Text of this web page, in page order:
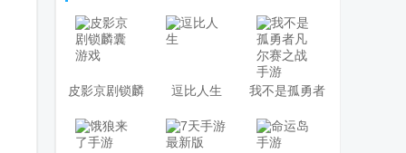
皮影京剧锁麟
囊游戏
逗比人生
我不是孤勇者
凡尔赛之战手
游